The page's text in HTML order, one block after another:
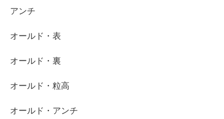
アンチ
オールド・表
オールド・裏
オールド・粒高
オールド・アンチ